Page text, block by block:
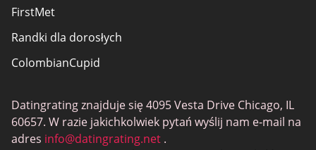
FirstMet
Randki dla dorosłych
ColombianCupid
MeetMindful
Randki BDSM
Datingrating znajduje się 4095 Vesta Drive Chicago, IL
60657. W razie jakichkolwiek pytań wyślij nam e-mail na
adres info@datingrating.net .